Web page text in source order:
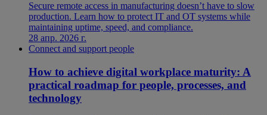
Secure remote access in manufacturing doesn’t have to slow
production. Learn how to protect IT and OT systems while
maintaining uptime, speed, and compliance.
28 апр. 2026 г.
Connect and support people
How to achieve digital workplace maturity: A
practical roadmap for people, processes, and
technology